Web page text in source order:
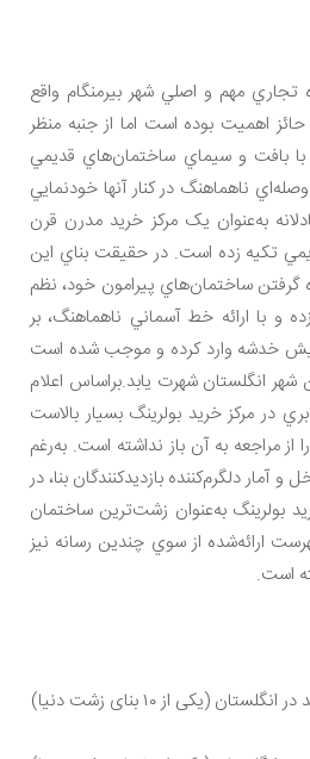
تجاري مهم و اصلي شهر بيرمنگام واقع
اهميت بوده است اما از جنبه منظر
بافت و سيماي ساختمان‌هاي قديمي
ناهماهنگ در کنار آنها خودنمايي
به‌عنوان يک مرکز خريد مدرن قرن
تکيه زده است. در حقيقت بناي اين
گرفتن ساختمان‌هاي پيرامون خود، نظم
و با ارائه خط آسماني ناهماهنگ، بر
خدشه وارد کرده و موجب شده است
شهر انگلستان شهرت يابد.براساس اعلام
در مرکز خريد بولرينگ بسيار بالاست
از مراجعه به آن باز نداشته است. به‌‌رغم
آمار دلگرم‌کننده بازديد‌کنندگان بنا، در
بولرينگ به‌عنوان زشت‌ترين ساختمان
ارائه‌شده از سوي چندين رسانه‌ نيز